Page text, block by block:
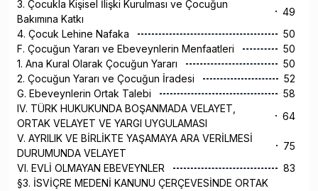
3. Çocukla Kişisel İlişki Kurulması ve Çocuğun
Bakımına Katkı
49
4. Çocuk Lehine Nafaka
50
F. Çocuğun Yararı ve Ebeveynlerin Menfaatleri
50
1. Ana Kural Olarak Çocuğun Yararı
50
2. Çocuğun Yararı ve Çocuğun İradesi
52
G. Ebeveynlerin Ortak Talebi
58
IV. TÜRK HUKUKUNDA BOŞANMADA VELAYET,
ORTAK VELAYET VE YARGI UYGULAMASI
64
V. AYRILIK VE BİRLİKTE YAŞAMAYA ARA VERİLMESİ
DURUMUNDA VELAYET
75
VI. EVLİ OLMAYAN EBEVEYNLER
83
§3. İSVİÇRE MEDENİ KANUNU ÇERÇEVESİNDE ORTAK